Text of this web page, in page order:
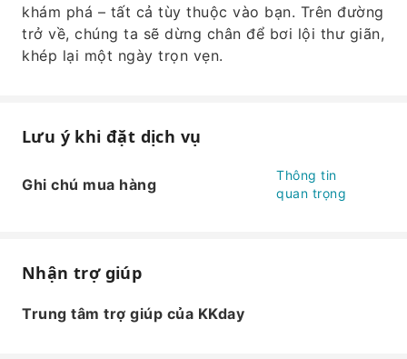
khám phá – tất cả tùy thuộc vào bạn. Trên đường
trở về, chúng ta sẽ dừng chân để bơi lội thư giãn,
khép lại một ngày trọn vẹn.
Lưu ý khi đặt dịch vụ
Ghi chú mua hàng
Thông tin
quan trọng
Nhận trợ giúp
Trung tâm trợ giúp của KKday